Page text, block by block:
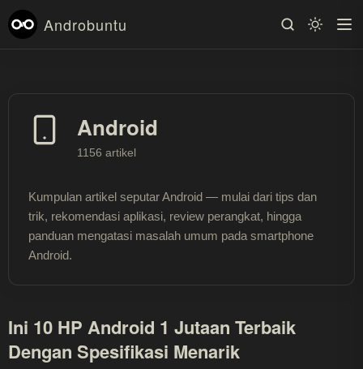
Androbuntu
Android
1156 artikel
Kumpulan artikel seputar Android — mulai dari tips dan
trik, rekomendasi aplikasi, review perangkat, hingga
panduan mengatasi masalah umum pada smartphone
Android.
Ini 10 HP Android 1 Jutaan Terbaik
Dengan Spesifikasi Menarik